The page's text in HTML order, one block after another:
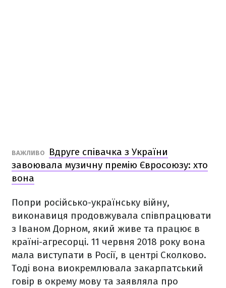
ВАЖЛИВО
Вдруге співачка з України
завоювала музичну премію Євросоюзу: хто
вона
Попри російсько-українську війну,
виконавиця продовжувала співпрацювати
з Іваном Дорном, який живе та працює в
країні-агресорці. 11 червня 2018 року вона
мала виступати в Росії, в центрі Сколково.
Тоді вона виокремлювала закарпатський
говір в окрему мову та заявляла про